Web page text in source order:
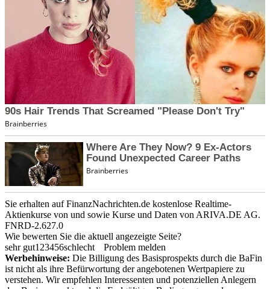
Sie erhalten auf FinanzNachrichten.de kostenlose Realtime-
Aktienkurse von und sowie Kurse und Daten von ARIVA.DE AG.
FNRD-2.627.0
Wie bewerten Sie die aktuell angezeigte Seite?
sehr gut1 23456schlecht
Problem melden
Werbehinweise: Die Billigung des Basisprospekts durch die BaFin
ist nicht als ihre Befürwortung der angebotenen Wertpapiere zu
verstehen. Wir empfehlen Interessenten und potenziellen Anlegern